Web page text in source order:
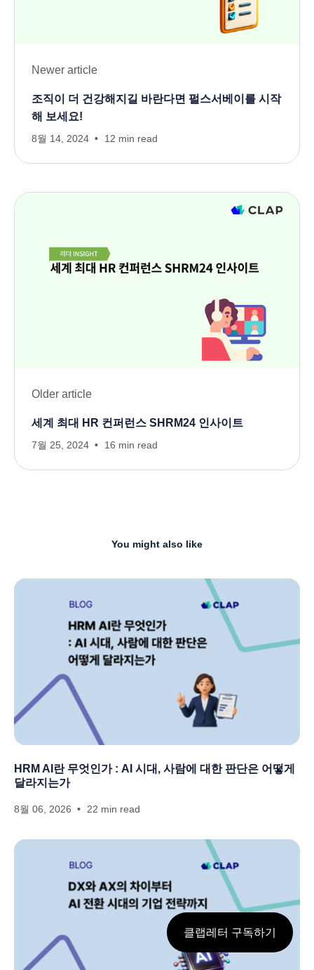
Newer article
조직이 더 건강해지길 바란다면 펄스서베이를 시작
해 보세요!
8월 14, 2024 12 min read
Older article
세계 최대 HR 컨퍼런스 SHRM24 인사이트
7월 25, 2024 16 min read
You might also like
HRM AI란 무엇인가 : AI 시대, 사람에 대한 판단은 어떻게
달라지는가
8월 06, 2026 22 min read
클랩레터 구독하기